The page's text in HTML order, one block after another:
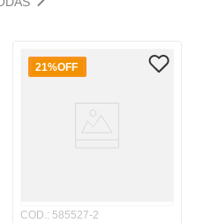
21%OFF
COD.: 585527-2